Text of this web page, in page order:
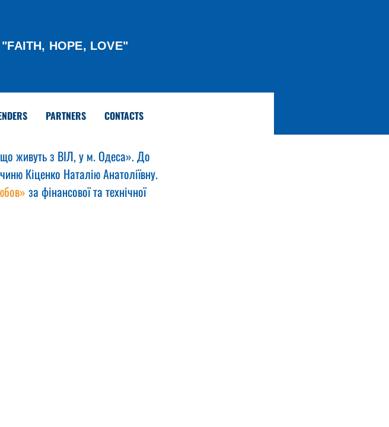
HOPE, LOVE"
PARTNERS CONTACTS
живуть з ВІЛ, у м. Одеса». До
Кіценко Наталію Анатоліївну.
за фінансової та технічної